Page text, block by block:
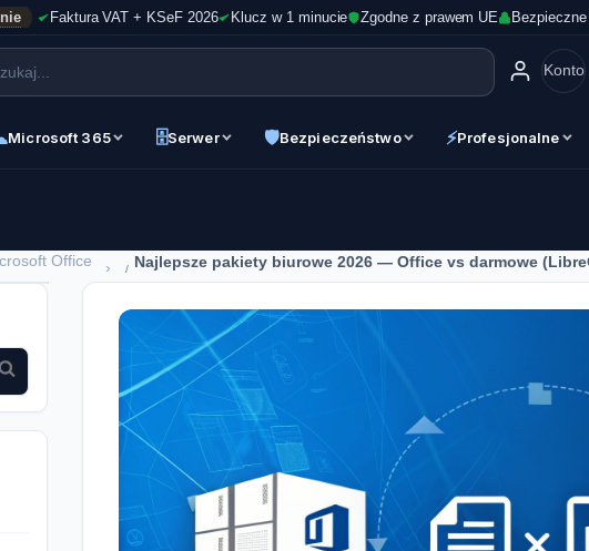
Faktura VAT + KSeF 2026 Klucz w 1 minucie Zgodne z prawem UE Bezpieczne
Konto
Microsoft 365 🗄Serwer 🛡Bezpieczeństwo ⚡Profesjonalne
Office › Najlepsze pakiety biurowe 2026 — Office vs darmowe